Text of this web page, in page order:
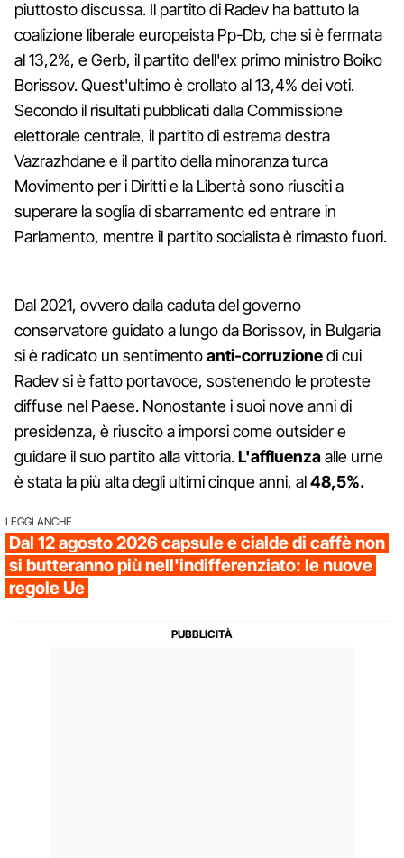
piuttosto discussa. Il partito di Radev ha battuto la
coalizione liberale europeista Pp-Db, che si è fermata
al 13,2%, e Gerb, il partito dell'ex primo ministro Boiko
Borissov. Quest'ultimo è crollato al 13,4% dei voti.
Secondo il risultati pubblicati dalla Commissione
elettorale centrale, il partito di estrema destra
Vazrazhdane e il partito della minoranza turca
Movimento per i Diritti e la Libertà sono riusciti a
superare la soglia di sbarramento ed entrare in
Parlamento, mentre il partito socialista è rimasto fuori.
Dal 2021, ovvero dalla caduta del governo
conservatore guidato a lungo da Borissov, in Bulgaria
si è radicato un sentimentoanti-corruzionedi cui
Radev si è fatto portavoce, sostenendo le proteste
diffuse nel Paese. Nonostante i suoi nove anni di
presidenza, è riuscito a imporsi come outsider e
guidare il suo partito alla vittoria.L'affluenzaalle urne
è stata la più alta degli ultimi cinque anni, al48,5%.
LEGGI ANCHE
Dal 12 agosto 2026 capsule e cialde di caffè non
si butteranno più nell'indifferenziato: le nuove
regole Ue